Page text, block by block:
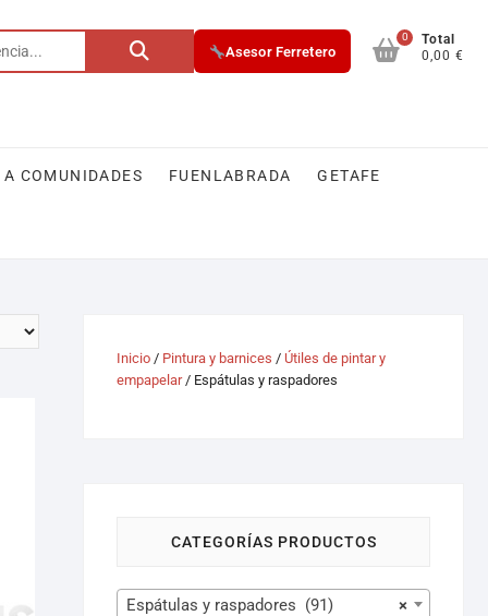
Asesor Ferretero
0
Total
0,00 €
COMUNIDADES FUENLABRADA GETAFE
Inicio / Pintura y barnices / Útiles de pintar y
empapelar/ Espátulas y raspadores
CATEGORÍAS PRODUCTOS
×
Espátulas y raspadores (91)